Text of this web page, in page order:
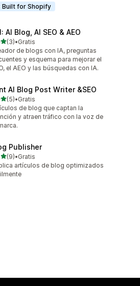
Built for Shopify
AI Blog, AI SEO & AEO
de 5 estrellas
(3) en total
•Gratis
de blogs con IA, preguntas
y esquema para mejorar el
el AEO y las búsquedas con IA.
AI Blog Post Writer &SEO
de 5 estrellas
(5) en total
•Gratis
de blog que captan la
y atraen tráfico con la voz de
Publisher
de 5 estrellas
(9) en total
•Gratis
artículos de blog optimizados